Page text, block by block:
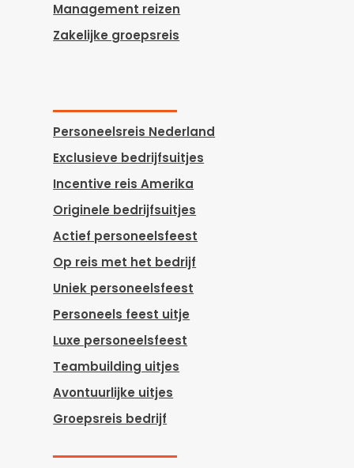
Management reizen
Zakelijke groepsreis
Personeelsreis Nederland
Exclusieve bedrijfsuitjes
Incentive reis Amerika
Originele bedrijfsuitjes
Actief personeelsfeest
Op reis met het bedrijf
Uniek personeelsfeest
Personeels feest uitje
Luxe personeelsfeest
Teambuilding uitjes
Avontuurlijke uitjes
Groepsreis bedrijf